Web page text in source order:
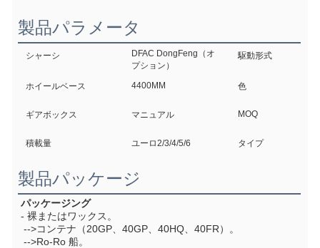
製品パラメータ
シャーシ
DFAC DongFeng（オ
プション）
駆動形式
ホイールベース 4400MM 色
ギアボックス マニュアル MOQ
積載量 ユーロ2/3/4/5/6 タイプ
製品パッケージ
パッケージング
- 裸またはワックス。
-->コンテナ（20GP、40GP、40HQ、40FR）。
-->Ro-Ro 船。